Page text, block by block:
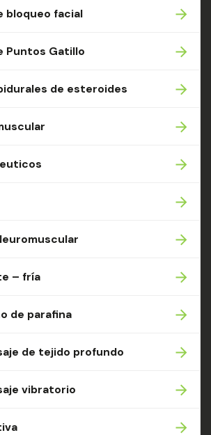
bloqueo facial
Puntos Gatillo
de esteroides
– fría
de parafina
de tejido profundo
vibratorio